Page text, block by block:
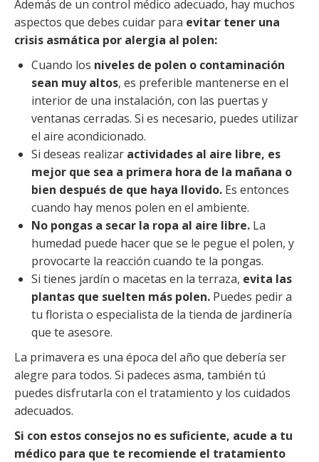
Además de un control médico adecuado, hay muchos
aspectos que debes cuidar para evitar tener una
crisis asmática por alergia al polen:
Cuando los niveles de polen o contaminación
sean muy altos, es preferible mantenerse en el
interior de una instalación, con las puertas y
ventanas cerradas. Si es necesario, puedes utilizar
el aire acondicionado.
Si deseas realizar actividades al aire libre, es
mejor que sea a primera hora de la mañana o
bien después de que haya llovido. Es entonces
cuando hay menos polen en el ambiente.
No pongas a secar la ropa al aire libre. La
humedad puede hacer que se le pegue el polen, y
provocarte la reacción cuando te la pongas.
Si tienes jardín o macetas en la terraza, evita las
plantas que suelten más polen. Puedes pedir a
tu florista o especialista de la tienda de jardinería
que te asesore.
La primavera es una época del año que debería ser
alegre para todos. Si padeces asma, también tú
puedes disfrutarla con el tratamiento y los cuidados
adecuados.
Si con estos consejos no es suficiente, acude a tu
médico para que te recomiende el tratamiento